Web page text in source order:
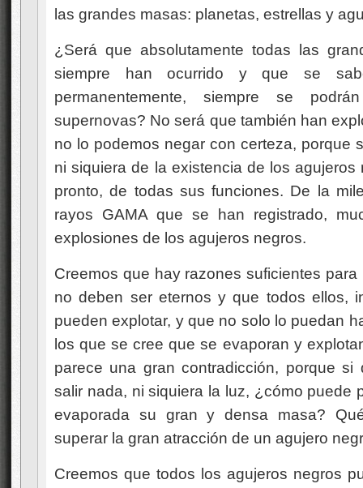
las grandes masas: planetas, estrellas y
¿Será que absolutamente todas las
siempre han ocurrido y que se
permanentemente, siempre se
supernovas? No será que también han
no lo podemos negar con certeza, porque
ni siquiera de la existencia de los
pronto, de todas sus funciones. De la
rayos GAMA que se han registrado,
explosiones de los agujeros negros.
Creemos que hay razones suficientes
no deben ser eternos y que todos ellos,
pueden explotar, y que no solo lo puedan
los que se cree que se evaporan y
parece una gran contradicción, porque
salir nada, ni siquiera la luz, ¿cómo puede
evaporada su gran y densa masa?
superar la gran atracción de un agujero
Creemos que todos los agujeros negros